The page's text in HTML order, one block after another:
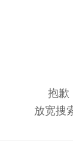
抱歉
放宽搜